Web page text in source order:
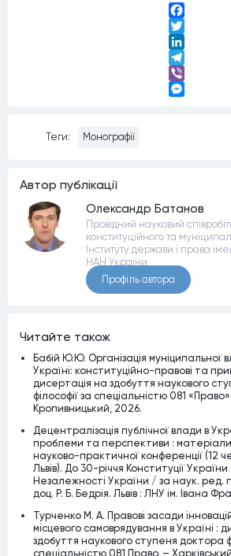
Facebook
Twitter
LinkedIn
Telegram
Viber
Теги: Монографії
Автор публiкацiї
Олександр Батанов
Провідний науковий
конституційного та
Інституту держави і права
НАН України
Профiль автора
Читайте також
Бабій Ю.Ю. Організація муніципальної
Україні: конституційно-правові та
дисертація на здобуття наукового
філософії за спеціальністю 081
Кропивницький, 2026.
Децентралізація публічної влади в
проблеми та перспективи : матеріали
науково-практичної конференції (12
Львів). До 30-річчя Конституції
Незалежності України / за наук. ред.
доц. Р. Б. Бедрія. Львів : ЛНУ ім. Івана
Турченко М. А. Правові засади
місцевого самоврядування в Україні :
здобуття наукового ступеня доктора
спеціальністю 081 Право. –